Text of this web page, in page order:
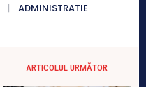
ADMINISTRATIE
ARTICOLUL URMĂTOR